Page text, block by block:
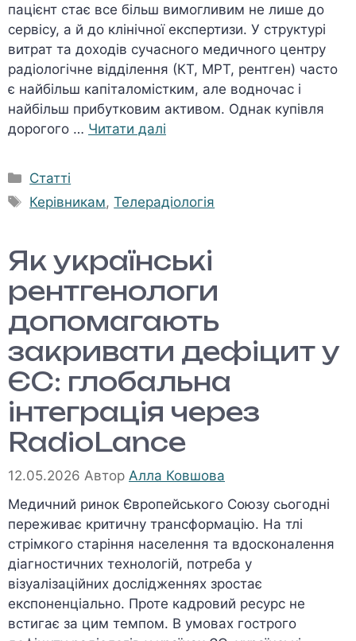
пацієнт стає все більш вимогливим не лише до
сервісу, а й до клінічної експертизи. У структурі
витрат та доходів сучасного медичного центру
радіологічне відділення (КТ, МРТ, рентген) часто
є найбільш капіталомістким, але водночас і
найбільш прибутковим активом. Однак купівля
дорогого … Читати далі
Категорії
Статті
Позначки
Керівникам,Телерадіологія
Як українські
рентгенологи
допомагають
закривати дефіцит у
ЄС: глобальна
інтеграція через
RadioLance
12.05.2026 Автор Алла Ковшова
Медичний ринок Європейського Союзу сьогодні
переживає критичну трансформацію. На тлі
стрімкого старіння населення та вдосконалення
діагностичних технологій, потреба у
візуалізаційних дослідженнях зростає
експоненціально. Проте кадровий ресурс не
встигає за цим темпом. В умовах гострого